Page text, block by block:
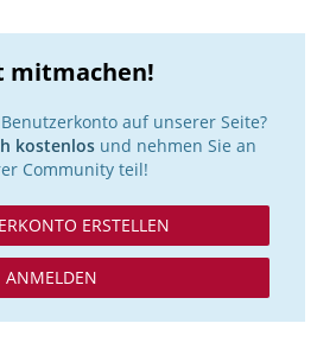
mitmachen!
auf unserer Seite?
kostenlosund nehmen Sie an
Community teil!
ERSTELLEN
ANMELDEN